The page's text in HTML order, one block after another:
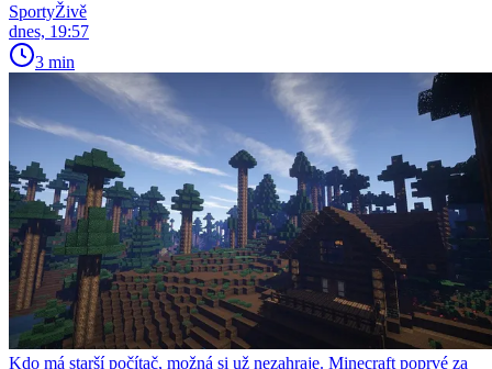
SportyŽivě
dnes, 19:57
3 min
Kdo má starší počítač, možná si už nezahraje. Minecraft poprvé za